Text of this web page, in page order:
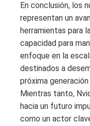
En conclusión, los
representan un
herramientas para
capacidad para
enfoque en la
destinados a
próxima
Mientras tanto,
hacia un futuro
como un actor